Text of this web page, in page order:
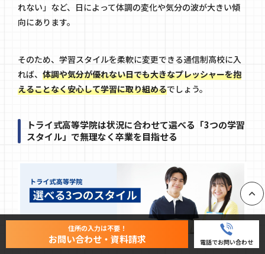
れない」など、日によって体調の変化や気分の波が大きい傾
向にあります。
そのため、学習スタイルを柔軟に変更できる通信制高校に入
れば、 体調や気分が優れない日でも大きなプレッシャーを抱
えることなく安心して学習に取り組めるでしょう。
トライ式高等学院は状況に合わせて選べる「3つの学習
スタイル」で無理なく卒業を目指せる
住所の入力は不要！
お問い合わせ・資料請求 電話でお問い合わせ